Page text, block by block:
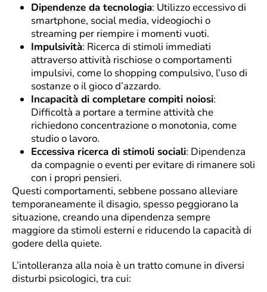
Dipendenze da tecnologia: Utilizzo eccessivo di
smartphone, social media, videogiochi o
streaming per riempire i momenti vuoti.
Impulsività: Ricerca di stimoli immediati
attraverso attività rischiose o comportamenti
impulsivi, come lo shopping compulsivo, l’uso di
sostanze o il gioco d’azzardo.
Incapacità di completare compiti noiosi:
Difficoltà a portare a termine attività che
richiedono concentrazione o monotonia, come
studio o lavoro.
Eccessiva ricerca di stimoli sociali: Dipendenza
da compagnie o eventi per evitare di rimanere soli
con i propri pensieri.
Questi comportamenti, sebbene possano alleviare
temporaneamente il disagio, spesso peggiorano la
situazione, creando una dipendenza sempre
maggiore da stimoli esterni e riducendo la capacità di
godere della quiete.
L’intolleranza alla noia è un tratto comune in diversi
disturbi psicologici, tra cui: